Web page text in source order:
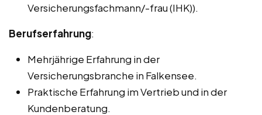
Versicherungsfachmann/-frau (IHK)).
Berufserfahrung:
Mehrjährige Erfahrung in der
Versicherungsbranche in Falkensee.
Praktische Erfahrung im Vertrieb und in der
Kundenberatung.